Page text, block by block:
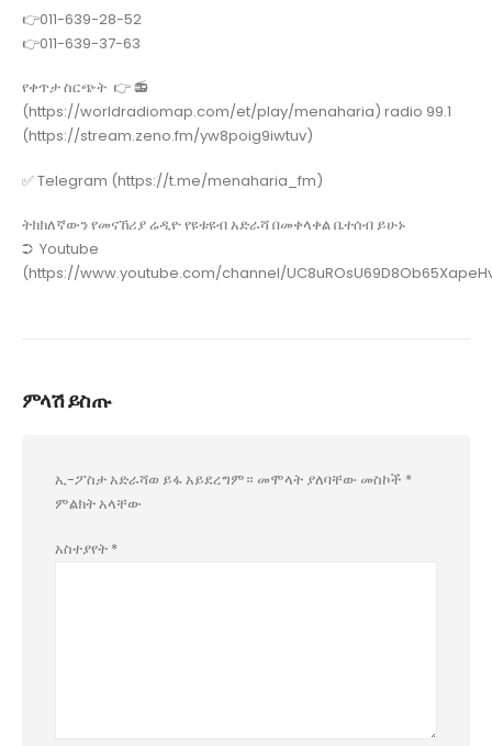
👉011-639-28-52
👉011-639-37-63
የቀጥታ ስርጭት 👉 📻
(https://worldradiomap.com/et/play/menaharia) radio 99.1
(https://stream.zeno.fm/yw8poig9iwtuv)
✅ Telegram (https://t.me/menaharia_fm)
ትክክለኛውን የመናኸሪያ ሬዲዮ የዩቱዩብ አድራሻ በመቀላቀል ቤተሰብ ይሁኑ
➲ Youtube
(https://www.youtube.com/channel/
ምላሽ ይስጡ
ኢ-ፖስታ አድራሻወ ይፋ አይደረግም። መሞላት ያለባቸው መስኮች *
ምልክት አላቸው
አስተያየት *